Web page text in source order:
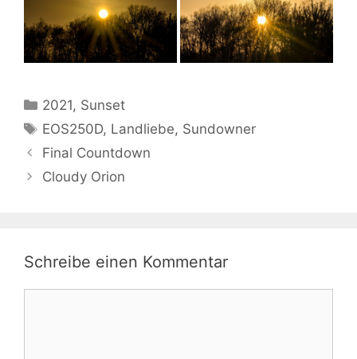
Kategorien
2021, Sunset
Schlagwörter
EOS250D, Landliebe, Sundowner
Final Countdown
Cloudy Orion
Schreibe einen Kommentar